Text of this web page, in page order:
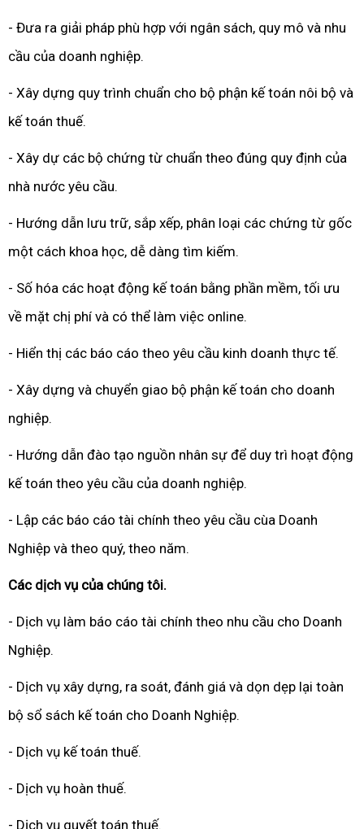
- Đưa ra giải pháp phù hợp với ngân sách, quy mô và nhu
cầu của doanh nghiệp.
- Xây dựng quy trình chuẩn cho bộ phận kế toán nôi bộ và
kế toán thuế.
- Xây dự các bộ chứng từ chuẩn theo đúng quy định của
nhà nước yêu cầu.
- Hướng dẫn lưu trữ, sắp xếp, phân loại các chứng từ gốc
một cách khoa học, dễ dàng tìm kiếm.
- Số hóa các hoạt động kế toán bằng phần mềm, tối ưu
về mặt chị phí và có thể làm việc online.
- Hiển thị các báo cáo theo yêu cầu kinh doanh thực tế.
- Xây dựng và chuyển giao bộ phận kế toán cho doanh
nghiệp.
- Hướng dẫn đào tạo nguồn nhân sự để duy trì hoạt động
kế toán theo yêu cầu của doanh nghiệp.
- Lập các báo cáo tài chính theo yêu cầu cùa Doanh
Nghiệp và theo quý, theo năm.
Các dịch vụ của chúng tôi.
- Dịch vụ làm báo cáo tài chính theo nhu cầu cho Doanh
Nghiệp.
- Dịch vụ xây dựng, ra soát, đánh giá và dọn dẹp lại toàn
bộ sổ sách kế toán cho Doanh Nghiệp.
- Dịch vụ kế toán thuế.
- Dịch vụ hoàn thuế.
- Dịch vụ quyết toán thuế.